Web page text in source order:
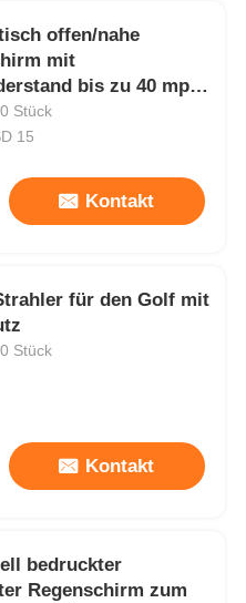
offen/nahe
mit
bis zu 40 mph
Garantie
Stück
15
Kontakt
für den Golf mit
Stück
Kontakt
bedruckter
Regenschirm zum